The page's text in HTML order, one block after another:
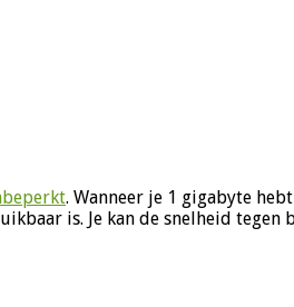
. Wanneer je 1 gigabyte
is. Je kan de snelheid tegen